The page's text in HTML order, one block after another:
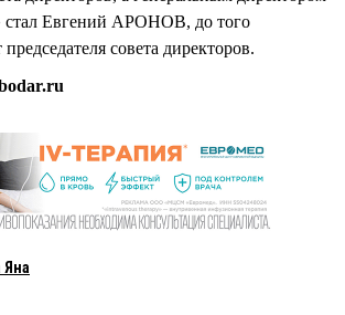
Евгений АРОНОВ, до того
совета директоров.
Яна